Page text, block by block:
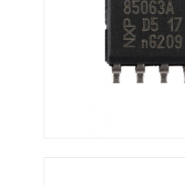
Module de radiofréquence
Module de puissance